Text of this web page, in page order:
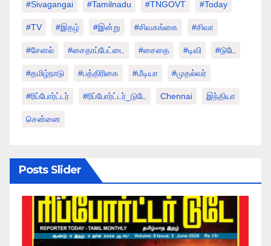
#sivagangai #tamilnadu #TNGOVT #today
#TV #இதழ் #இன்று #சிவகங்கை #சிவா
#சேனல் #சைதாப்பேட்டை #சைதை #டிவி #டுடே
#தமிழ்நாடு #பத்திரிகை #மீடியா #முதல்வர்
#ரிப்போர்ட்டர் #ரிப்போர்ட்டர்_டுடே Chennai இந்தியா
சென்னை
Posts Slider